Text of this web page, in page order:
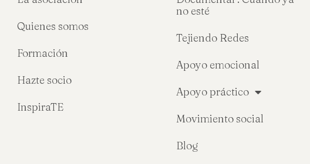
Quienes somos
Formación
Hazte socio
InspiraTE
no esté
Tejiendo Redes
Apoyo emocional
Apoyo práctico
Movimiento social
Blog